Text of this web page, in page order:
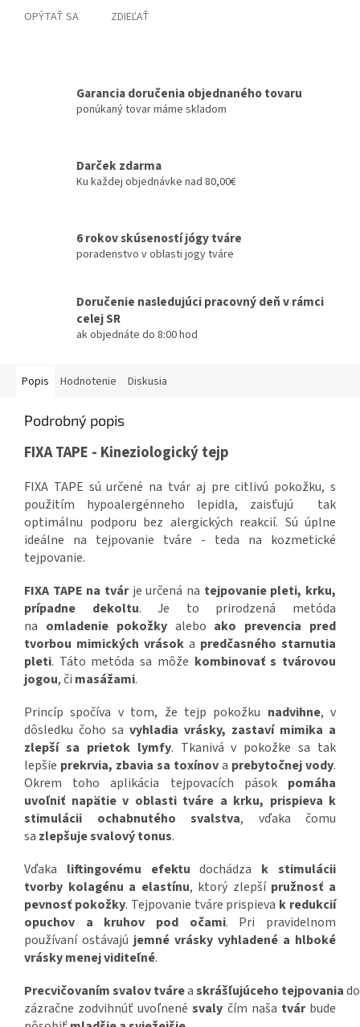
OPÝTAŤ SA ZDIEĽAŤ
Garancia doručenia objednaného tovaru
ponúkaný tovar máme skladom
Darček zdarma
Ku každej objednávke nad 80,00€
6 rokov skúseností jógy tváre
poradenstvo v oblasti jogy tváre
Doručenie nasledujúci pracovný deň v rámci
celej SR
ak objednáte do 8:00 hod
Popis Hodnotenie Diskusia
Podrobný popis
FIXA TAPE - Kineziologický tejp
FIXA TAPE sú určené na tvár aj pre citlivú pokožku, s
použitím hypoalergénneho lepidla, zaisťujú tak
optimálnu podporu bez alergických reakcií. Sú úplne
ideálne na tejpovanie tváre - teda na kozmetické
tejpovanie.
FIXA TAPE na tvárje určená na tejpovanie pleti, krku,
prípadne dekoltu. Je to prirodzená metóda
na omladenie pokožkyalebo ako prevencia pred
tvorbou mimických vrások a predčasného starnutia
pleti. Táto metóda sa môže kombinovať s tvárovou
jogou, či masážami.
Princíp spočíva v tom, že tejp pokožku nadvihne, v
dôsledku čoho sa vyhladia vrásky, zastaví mimika a
zlepší sa prietok lymfy. Tkanivá v pokožke sa tak
lepšie prekrvia, zbavia sa toxínova prebytočnej vody.
Okrem toho aplikácia tejpovacích pások pomáha
uvoľniť napätie v oblasti tváre a krku, prispieva k
stimulácii ochabnutého svalstva, vďaka čomu
sa zlepšuje svalový tonus.
Vďaka liftingovému efektu dochádza k stimulácii
tvorby kolagénu a elastínu, ktorý zlepší pružnosť a
pevnosť pokožky. Tejpovanie tváre prispieva k redukcií
opuchov a kruhov pod očami. Pri pravidelnom
používaní ostávajú jemné vrásky vyhladené a hlboké
vrásky menej viditeľné.
Precvičovanímsvalovtváreaskrášľujúceho tejpovania
zázračne zodvihnúť uvoľnenésvaly čím naša tvárbude